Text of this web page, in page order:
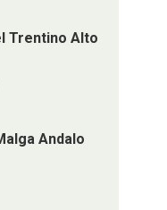
Trentino Alto
Andalo